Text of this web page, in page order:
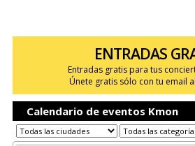
ENTRADAS
Entradas gratis para tus
Únete gratis sólo con tu email
Calendario de eventos Kmon